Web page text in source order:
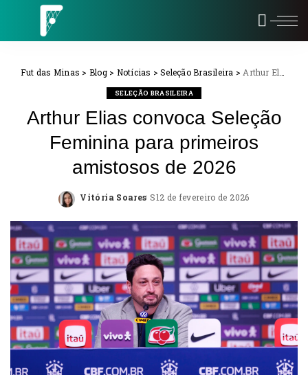
Fut das Minas > Blog> Notícias >Seleção Brasileira > Arthur Elias convoca Seleção Feminina para primeiros amistosos de 2026
SELEÇÃO BRASILEIRA
Arthur Elias convoca Seleção
Feminina para primeiros
amistosos de 2026
Posted
Vitória Soares 12 de fevereiro de 2026